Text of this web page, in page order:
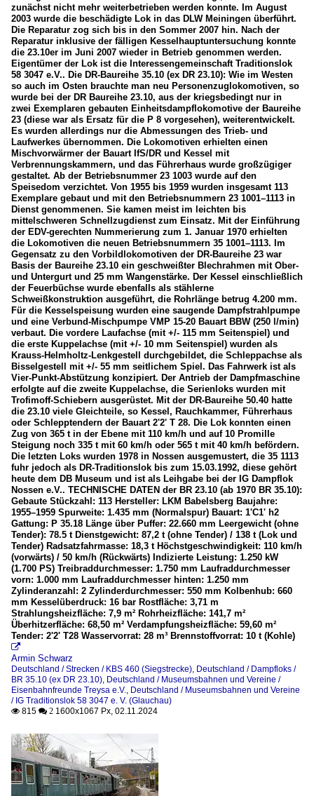
zunächst nicht mehr weiterbetrieben werden konnte. Im August
2003 wurde die beschädigte Lok in das DLW Meiningen überführt.
Die Reparatur zog sich bis in den Sommer 2007 hin. Nach der
Reparatur inklusive der fälligen Kesselhauptuntersuchung konnte
die 23.10er im Juni 2007 wieder in Betrieb genommen werden.
Eigentümer der Lok ist die Interessengemeinschaft Traditionslok
58 3047 e.V.. Die DR-Baureihe 35.10 (ex DR 23.10): Wie im Westen
so auch im Osten brauchte man neu Personenzuglokomotiven, so
wurde bei der DR Baureihe 23.10, aus der kriegsbedingt nur in
zwei Exemplaren gebauten Einheitsdampflokomotive der Baureihe
23 (diese war als Ersatz für die P 8 vorgesehen), weiterentwickelt.
Es wurden allerdings nur die Abmessungen des Trieb- und
Laufwerkes übernommen. Die Lokomotiven erhielten einen
Mischvorwärmer der Bauart IfS/DR und Kessel mit
Verbrennungskammern, und das Führerhaus wurde großzügiger
gestaltet. Ab der Betriebsnummer 23 1003 wurde auf den
Speisedom verzichtet. Von 1955 bis 1959 wurden insgesamt 113
Exemplare gebaut und mit den Betriebsnummern 23 1001–1113 in
Dienst genommenen. Sie kamen meist im leichten bis
mittelschweren Schnellzugdienst zum Einsatz. Mit der Einführung
der EDV-gerechten Nummerierung zum 1. Januar 1970 erhielten
die Lokomotiven die neuen Betriebsnummern 35 1001–1113. Im
Gegensatz zu den Vorbildlokomotiven der DR-Baureihe 23 war
Basis der Baureihe 23.10 ein geschweißter Blechrahmen mit Ober-
und Untergurt und 25 mm Wangenstärke. Der Kessel einschließlich
der Feuerbüchse wurde ebenfalls als stählerne
Schweißkonstruktion ausgeführt, die Rohrlänge betrug 4.200 mm.
Für die Kesselspeisung wurden eine saugende Dampfstrahlpumpe
und eine Verbund-Mischpumpe VMP 15-20 Bauart BBW (250 l/min)
verbaut. Die vordere Laufachse (mit +/- 115 mm Seitenspiel) und
die erste Kuppelachse (mit +/- 10 mm Seitenspiel) wurden als
Krauss-Helmholtz-Lenkgestell durchgebildet, die Schleppachse als
Bisselgestell mit +/- 55 mm seitlichem Spiel. Das Fahrwerk ist als
Vier-Punkt-Abstützung konzipiert. Der Antrieb der Dampfmaschine
erfolgte auf die zweite Kuppelachse, die Serienloks wurden mit
Trofimoff-Schiebern ausgerüstet. Mit der DR-Baureihe 50.40 hatte
die 23.10 viele Gleichteile, so Kessel, Rauchkammer, Führerhaus
oder Schlepptendern der Bauart 2'2' T 28. Die Lok konnten einen
Zug von 365 t in der Ebene mit 110 km/h und auf 10 Promille
Steigung noch 335 t mit 60 km/h oder 565 t mit 40 km/h befördern.
Die letzten Loks wurden 1978 in Nossen ausgemustert, die 35 1113
fuhr jedoch als DR-Traditionslok bis zum 15.03.1992, diese gehört
heute dem DB Museum und ist als Leihgabe bei der IG Dampflok
Nossen e.V.. TECHNISCHE DATEN der BR 23.10 (ab 1970 BR 35.10):
Gebaute Stückzahl: 113 Hersteller: LKM Babelsberg Baujahre:
1955–1959 Spurweite: 1.435 mm (Normalspur) Bauart: 1'C1' h2
Gattung: P 35.18 Länge über Puffer: 22.660 mm Leergewicht (ohne
Tender): 78.5 t Dienstgewicht: 87,2 t (ohne Tender) / 138 t (Lok und
Tender) Radsatzfahrmasse: 18,3 t Höchstgeschwindigkeit: 110 km/h
(vorwärts) / 50 km/h (Rückwärts) Indizierte Leistung: 1.250 kW
(1.700 PS) Treibraddurchmesser: 1.750 mm Laufraddurchmesser
vorn: 1.000 mm Laufraddurchmesser hinten: 1.250 mm
Zylinderanzahl: 2 Zylinderdurchmesser: 550 mm Kolbenhub: 660
mm Kesselüberdruck: 16 bar Rostfläche: 3,71 m
Strahlungsheizfläche: 7,9 m² Rohrheizfläche: 141,7 m²
Überhitzerfläche: 68,50 m² Verdampfungsheizfläche: 59,60 m²
Tender: 2'2' T28 Wasservorrat: 28 m³ Brennstoffvorrat: 10 t (Kohle)

Armin Schwarz
Deutschland / Strecken / KBS 460 (Siegstrecke), Deutschland / Dampfloks /
BR 35.10 (ex DR 23.10), Deutschland / Museumsbahnen und Vereine /
Eisenbahnfreunde Treysa e.V., Deutschland / Museumsbahnen und Vereine
/ IG Traditionslok 58 3047 e. V. (Glauchau)
 815  2 1600x1067 Px, 02.11.2024